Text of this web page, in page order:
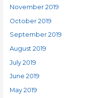
November 2019
October 2019
September 2019
August 2019
July 2019
June 2019
May 2019